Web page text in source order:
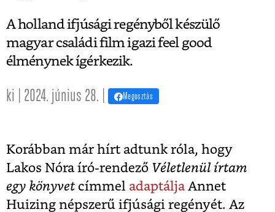
A holland ifjúsági regényből készülő
magyar családi film igazi feel good
élménynek ígérkezik.
ki | 2024. június 28. | Megosztás
Korábban már hírt adtunk róla, hogy
Lakos Nóra író-rendező Véletlenül írtam
egy könyvetcímmel adaptáljaAnnet
Huizing népszerű ifjúsági regényét. Az